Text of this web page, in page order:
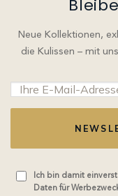
Neue Kollektionen,
die Kulissen – mit
Ich bin damit
Daten für